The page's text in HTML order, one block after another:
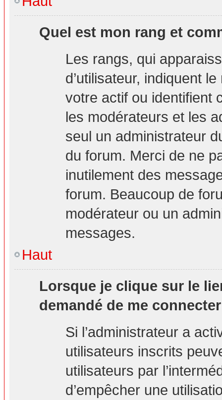
Quel est mon rang et
Les rangs, qui
d’utilisateur, indiquent
votre actif ou identifient
les modérateurs et les
seul un administrateur
du forum. Merci de ne
inutilement des
forum. Beaucoup de
modérateur ou un
messages.
Haut
Lorsque je clique sur le
demandé de me
Si l’administrateur a
utilisateurs inscrits
utilisateurs par
d’empêcher une